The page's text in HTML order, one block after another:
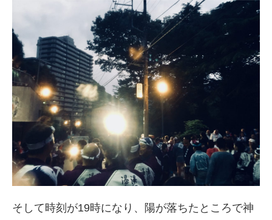
そして時刻が19時になり、 陽が落ちたところで神